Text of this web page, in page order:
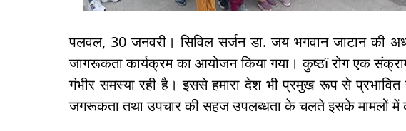
पलवल, 30 जनवरी। सिविल सर्जन डा. जय भगवान जाटान की
जागरूकता कार्यक्रम का आयोजन किया गया। कुष्ठï रोग एक
गंभीर समस्या रही है। इससे हमारा देश भी प्रमुख रूप से प्रभावित
जगरूकता तथा उपचार की सहज उपलब्धता के चलते इसके मामलों में